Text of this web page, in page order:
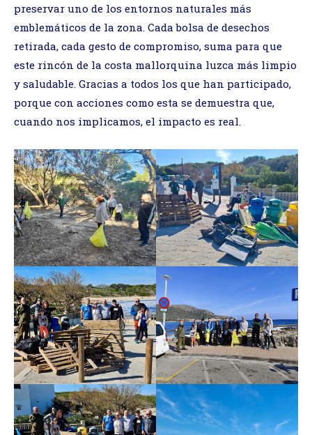
preservar uno de los entornos naturales más
emblemáticos de la zona. Cada bolsa de desechos
retirada, cada gesto de compromiso, suma para que
este rincón de la costa mallorquina luzca más limpio
y saludable. Gracias a todos los que han participado,
porque con acciones como esta se demuestra que,
cuando nos implicamos, el impacto es real.